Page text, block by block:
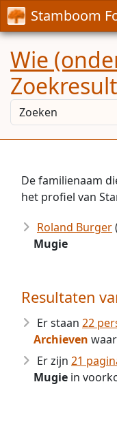
Stamboom
Wie
De familienaam
het profiel van
Roland Burger
Mugie
Resultaten
Er staan 22
Archieven
Er zijn 21
Mugie in